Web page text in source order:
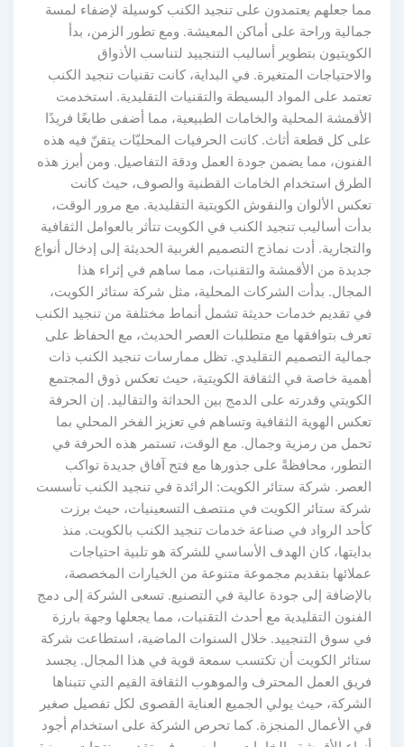
مما جعلهم يعتمدون على تنجيد الكنب كوسيلة لإضفاء لمسة
جمالية وراحة على أماكن المعيشة. ومع تطور الزمن، بدأ
الكويتيون بتطوير أساليب التنجييد لتناسب الأذواق
والاحتياجات المتغيرة. في البداية، كانت تقنيات تنجيد الكنب
تعتمد على المواد البسيطة والتقنيات التقليدية. استخدمت
الأقمشة المحلية والخامات الطبيعية، مما أضفى طابعًا فريدًا
على كل قطعة أثاث. كانت الحرفيات المحليّات يتقنّ فيه هذه
الفنون، مما يضمن جودة العمل ودقة التفاصيل. ومن أبرز هذه
الطرق استخدام الخامات القطنية والصوف، حيث كانت
تعكس الألوان والنقوش الكويتية التقليدية. مع مرور الوقت،
بدأت أساليب تنجيد الكنب في الكويت تتأثر بالعوامل الثقافية
والتجارية. أدت نماذج التصميم الغربية الحديثة إلى إدخال أنواع
جديدة من الأقمشة والتقنيات، مما ساهم في إثراء هذا
المجال. بدأت الشركات المحلية، مثل شركة ستائر الكويت،
في تقديم خدمات حديثة تشمل أنماط مختلفة من تنجيد الكنب
تعرف بتوافقها مع متطلبات العصر الحديث، مع الحفاظ على
جمالية التصميم التقليدي. تظل ممارسات تنجيد الكنب ذات
أهمية خاصة في الثقافة الكويتية، حيث تعكس ذوق المجتمع
الكويتي وقدرته على الدمج بين الحداثة والتقاليد. إن الحرفة
تعكس الهوية الثقافية وتساهم في تعزيز الفخر المحلي بما
تحمل من رمزية وجمال. مع الوقت، تستمر هذه الحرفة في
التطور، محافظةً على جذورها مع فتح آفاق جديدة تواكب
العصر. شركة ستائر الكويت: الرائدة في تنجيد الكنب تأسست
شركة ستائر الكويت في منتصف التسعينيات، حيث برزت
كأحد الرواد في صناعة خدمات تنجيد الكنب بالكويت. منذ
بدايتها، كان الهدف الأساسي للشركة هو تلبية احتياجات
عملائها بتقديم مجموعة متنوعة من الخيارات المخصصة،
بالإضافة إلى جودة عالية في التصنيع. تسعى الشركة إلى دمج
الفنون التقليدية مع أحدث التقنيات، مما يجعلها وجهة بارزة
في سوق التنجييد. خلال السنوات الماضية، استطاعت شركة
ستائر الكويت أن تكتسب سمعة قوية في هذا المجال. يجسد
فريق العمل المحترف والموهوب الثقافة القيم التي تتبناها
الشركة، حيث يولي الجميع العناية القصوى لكل تفصيل صغير
في الأعمال المنجزة. كما تحرص الشركة على استخدام أجود